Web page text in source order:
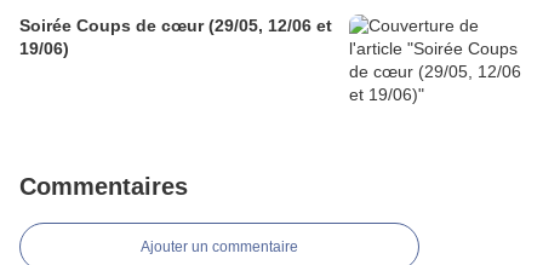
Soirée Coups de cœur (29/05, 12/06 et
19/06)
Commentaires
Ajouter un commentaire